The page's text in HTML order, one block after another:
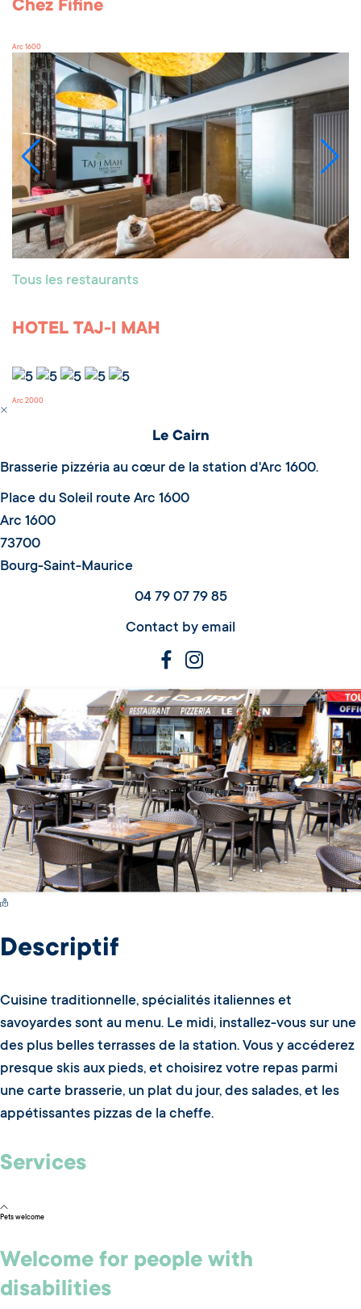
Chez Fifine
Arc 1600
Tous les restaurants
HOTEL TAJ-I MAH
Arc 2000
Le Cairn
Brasserie pizzéria au cœur de la station d'Arc 1600.
Place du Soleil route Arc 1600
Arc 1600
73700
Bourg-Saint-Maurice
04 79 07 79 85
Contact by email
Switch Carte/Photos
Descriptif
Cuisine traditionnelle, spécialités italiennes et
savoyardes sont au menu. Le midi, installez-vous sur une
des plus belles terrasses de la station. Vous y accéderez
presque skis aux pieds, et choisirez votre repas parmi
une carte brasserie, un plat du jour, des salades, et les
appétissantes pizzas de la cheffe.
Services
Pets welcome
Welcome for people with
disabilities